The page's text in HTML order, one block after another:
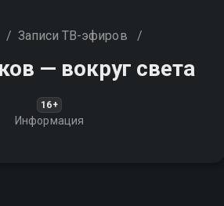
/ Записи ТВ-эфиров /
— вокруг света
16+
Информация